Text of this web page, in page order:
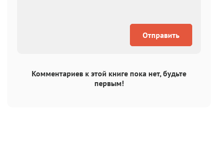
Отправить
Комментариев к этой книге пока нет, будьте
первым!